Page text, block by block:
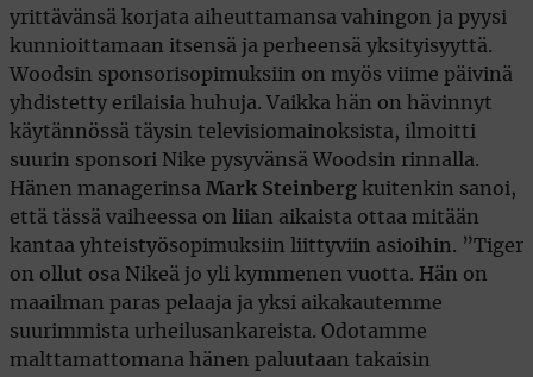
yrittävänsä korjata aiheuttamansa vahingon ja pyysi
kunnioittamaan itsensä ja perheensä yksityisyyttä.
Woodsin sponsorisopimuksiin on myös viime päivinä
yhdistetty erilaisia huhuja. Vaikka hän on hävinnyt
käytännössä täysin televisiomainoksista, ilmoitti
suurin sponsori Nike pysyvänsä Woodsin rinnalla.
Hänen managerinsa Mark Steinberg kuitenkin sanoi,
että tässä vaiheessa on liian aikaista ottaa mitään
kantaa yhteistyösopimuksiin liittyviin asioihin. ”Tiger
on ollut osa Nikeä jo yli kymmenen vuotta. Hän on
maailman paras pelaaja ja yksi aikakautemme
suurimmista urheilusankareista. Odotamme
malttamattomana hänen paluutaan takaisin